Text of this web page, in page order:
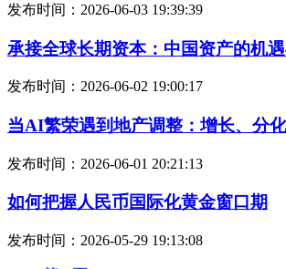
发布时间：2026-06-03 19:39:39
承接全球长期资本：中国资产的机
发布时间：2026-06-02 19:00:17
当AI繁荣遇到地产调整：增长、分
发布时间：2026-06-01 20:21:13
如何把握人民币国际化黄金窗口期
发布时间：2026-05-29 19:13:08